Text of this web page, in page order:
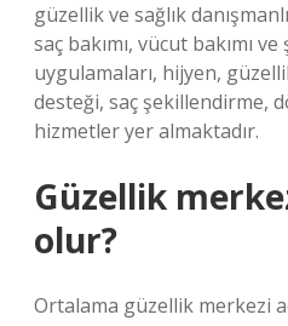
güzellik ve sağlık
saç bakımı, vücut bakımı
uygulamaları, hijyen,
desteği, saç şekillendirme,
hizmetler yer almaktadır.
Güzellik
olur?
Ortalama güzellik merkezi